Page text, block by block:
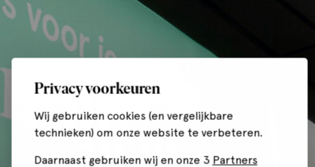
Privacy voorkeuren
Wij gebruiken cookies (en vergelijkbare
technieken) om onze website te verbeteren.
Daarnaast gebruiken wij en onze 3 Partners